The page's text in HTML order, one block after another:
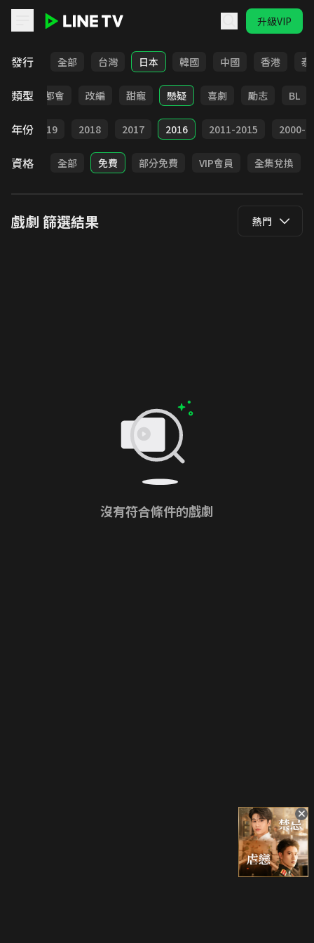
升級VIP
發行 全部 台灣 日本 韓國 中國 香港 泰
類型
愛情 都會 改編 甜寵 懸疑 喜劇 勵志 BL
年份 2019 2018 2017 2016 2011-2015 2000-
資格 全部 免費 部分免費 VIP會員 全集兌換
戲劇 篩選結果 熱門
沒有符合條件的戲劇